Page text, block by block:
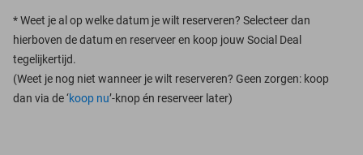
*Weet je al op welke datum je wilt reserveren? Selecteer dan
hierboven de datum en reserveer en koop jouw Social Deal
tegelijkertijd.
(Weet je nog niet wanneer je wilt reserveren? Geen zorgen: koop
dan via de ‘koop nu’-knop én reserveer later)